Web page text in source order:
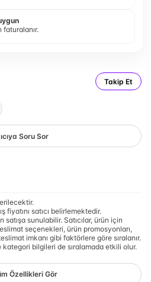
faturalanır.
Takip Et
Soru Sor
fiyatını satıcı belirlemektedir.
satışa sunulabilir. Satıcılar, ürün için
seçenekleri, ürün promosyonları,
imkanı gibi faktörlere göre sıralanır.
bilgileri de sıralamada etkili olur.
Özellikleri Gör